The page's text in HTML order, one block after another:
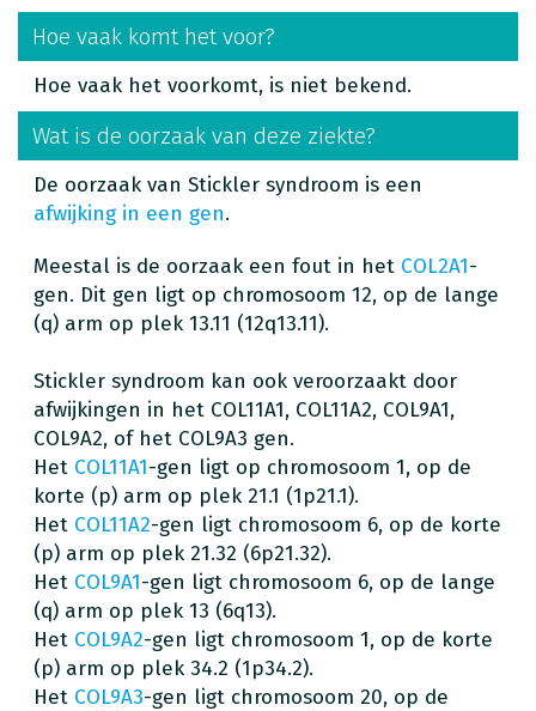
Hoe vaak komt het voor?
Hoe vaak het voorkomt, is niet bekend.
Wat is de oorzaak van deze ziekte?
De oorzaak van Stickler syndroom is een
afwijking in een gen.
Meestal is de oorzaak een fout in het COL2A1-
gen. Dit gen ligt op chromosoom 12, op de lange
(q) arm op plek 13.11 (12q13.11).
Stickler syndroom kan ook veroorzaakt door
afwijkingen in het COL11A1, COL11A2, COL9A1,
COL9A2, of het COL9A3 gen.
Het COL11A1-gen ligt op chromosoom 1, op de
korte (p) arm op plek 21.1 (1p21.1).
Het COL11A2-gen ligt chromosoom 6, op de korte
(p) arm op plek 21.32 (6p21.32).
Het COL9A1-gen ligt chromosoom 6, op de lange
(q) arm op plek 13 (6q13).
Het COL9A2-gen ligt chromosoom 1, op de korte
(p) arm op plek 34.2 (1p34.2).
Het COL9A3-gen ligt chromosoom 20, op de